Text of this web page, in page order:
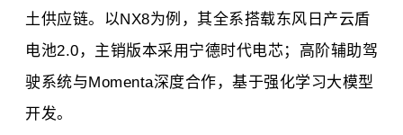
土供应链。以NX8为例，其全系搭载东风日产云盾
电池2.0，主销版本采用宁德时代电芯；高阶辅助驾
驶系统与Momenta深度合作，基于强化学习大模型
开发。